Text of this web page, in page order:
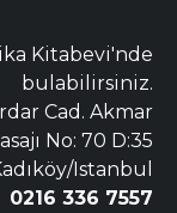
Kitabevi'nde
bulabilirsiniz.
Cad. Akmar
No: 70 D:35
Istanbul
0216 336 7557